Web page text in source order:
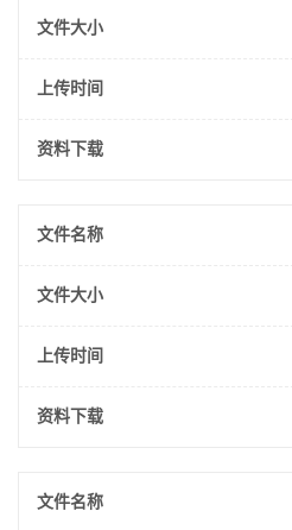
文件大小
上传时间
资料下载
文件名称
文件大小
上传时间
资料下载
文件名称